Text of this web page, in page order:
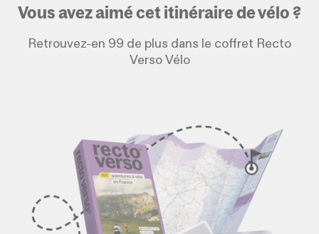
Vous avez aimé cet itinéraire de vélo ?
Retrouvez-en 99 de plus dans le coffret Recto
Verso Vélo